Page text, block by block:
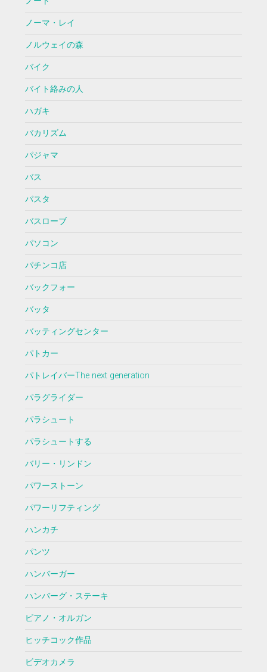
ノーマ・レイ
ノルウェイの森
バイク
バイト絡みの人
ハガキ
バカリズム
パジャマ
バス
パスタ
バスローブ
パソコン
パチンコ店
バックフォー
バッタ
バッティングセンター
パトカー
パトレイバーThe next generation
パラグライダー
パラシュート
パラシュートする
バリー・リンドン
パワーストーン
パワーリフティング
ハンカチ
パンツ
ハンバーガー
ハンバーグ・ステーキ
ピアノ・オルガン
ヒッチコック作品
ビデオカメラ